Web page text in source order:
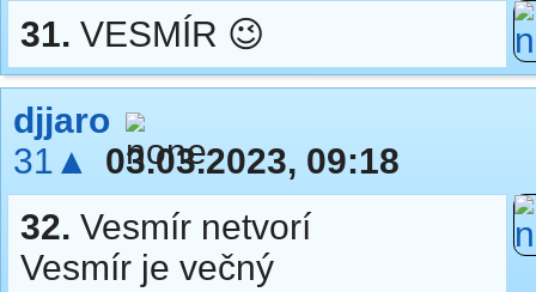
31. VESMÍR 😉
djjaro
31▲
03.03.2023, 09:18
32. Vesmír netvorí
Vesmír je večný